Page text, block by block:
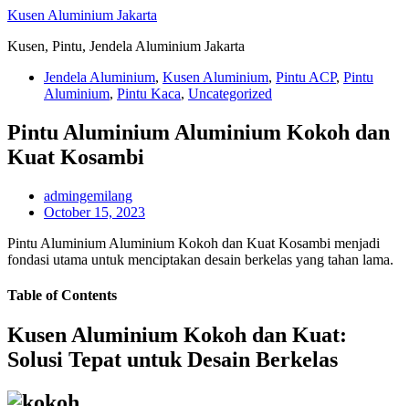
Skip
content
Kusen Aluminium Jakarta
Kusen, Pintu, Jendela Aluminium Jakarta
Jendela Aluminium, Kusen Aluminium, Pintu ACP, Pintu
Aluminium, Pintu Kaca, Uncategorized
Pintu Aluminium Aluminium Kokoh dan
Kuat Kosambi
admingemilang
October 15, 2023
Pintu Aluminium Aluminium Kokoh dan Kuat Kosambi menjadi
fondasi utama untuk menciptakan desain berkelas yang tahan lama.
Table of Contents
Kusen Aluminium Kokoh dan Kuat:
Solusi Tepat untuk Desain Berkelas